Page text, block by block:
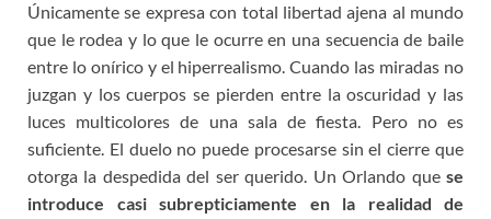
Únicamente se expresa con total libertad ajena al mundo
que le rodea y lo que le ocurre en una secuencia de baile
entre lo onírico y el hiperrealismo. Cuando las miradas no
juzgan y los cuerpos se pierden entre la oscuridad y las
luces multicolores de una sala de fiesta. Pero no es
suficiente. El duelo no puede procesarse sin el cierre que
otorga la despedida del ser querido. Un Orlando que se
introduce casi subrepticiamente en la realidad de